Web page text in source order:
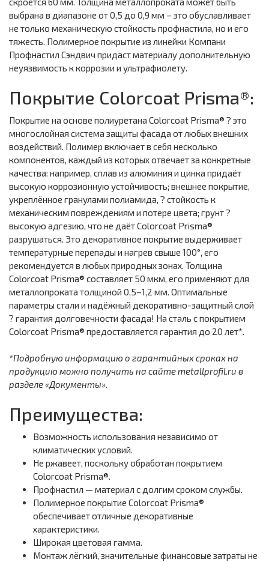
выбрана в диапазоне от 0,5 до 0,9 мм – это обуславливает
не только механическую стойкость профнастила, но и его
тяжесть. Полимерное покрытие из линейки Компани
Профнастил Сэндвич придаст материалу дополнительную
неуязвимость к коррозии и ультрафиолету.
Покрытие Colorcoat Prisma®:
Покрытие на основе полиуретана Colorcoat Prisma® ? это
многослойная система защиты фасада от любых внешних
воздействий. Полимер включает в себя несколько
компонентов, каждый из которых отвечает за конкретные
качества: например, сплав из алюминия и цинка придаёт
высокую коррозионную устойчивость; внешнее покрытие,
укреплённое гранулами полиамида, ? стойкость к
механическим повреждениям и потере цвета; грунт ?
высокую адгезию, что не даёт Colorcoat Prisma®
разрушаться. Это декоративное покрытие выдерживает
температурные перепады и нагрев свыше 100°, его
рекомендуется в любых природных зонах. Толщина
Colorcoat Prisma® составляет 50 мкм, его применяют для
металлопроката толщиной 0,5–1,2 мм. Оптимальные
параметры стали и надёжный декоративно-защитный слой
? гарантия долговечности фасада! На сталь с покрытием
Colorcoat Prisma® предоставляется гарантия до 20 лет*.
*Подробную информацию о гарантийных сроках на
продукцию можно получить на сайте metallprofil.ru в
разделе «Документы».
Преимущества:
Возможность использования независимо от
климатических условий.
Не ржавеет, поскольку обработан покрытием
Colorcoat Prisma®.
Профнастил — материал с долгим сроком службы.
Полимерное покрытие Colorcoat Prisma®
обеспечивает отличные декоративные
характеристики.
Широкая цветовая гамма.
Монтаж лёгкий, значительные финансовые затраты не